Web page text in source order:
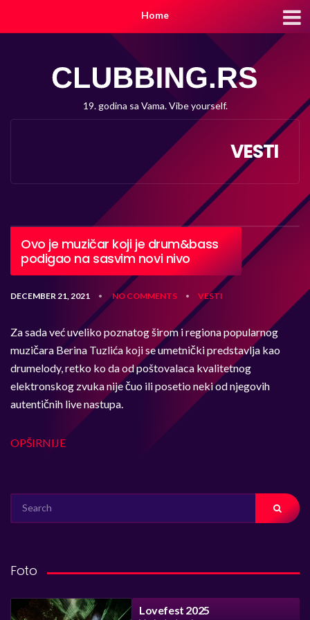
Home
19. godina sa Vama. Vibe yourself.
VESTI
Ovo je muzičar koji je drum&bass
podigao na sasvim novi nivo
DECEMBER 21, 2021 • NO COMMENTS • VESTI
Za sada već uveliko poznatog širom i regiona popularnog
muzičara Berina Tuzlića koji se umetnički predstavlja kao
drumelody, retko ko da od poštovalaca kvalitetnog
elektronskog zvuka nije čuo ili posetio neki od njegovih
autentičnih live nastupa.
OPŠIRNIJE
FOR:
Foto
Lovefest 2025